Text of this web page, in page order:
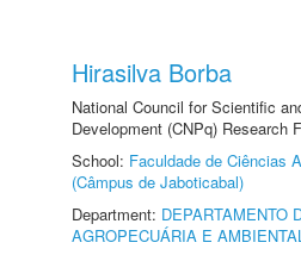
Hirasilva Borba
National Council for Scientific
Development (CNPq) Research
School: Faculdade de Ciências
(Câmpus de Jaboticabal)
Department: DEPARTAMENTO
AGROPECUÁRIA E